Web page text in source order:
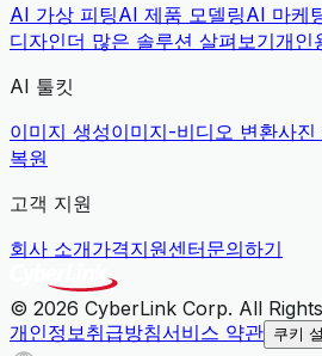
AI 가상 피팅AI 제품 모델링AI 마케
디자인더 많은 솔루션 살펴보기개인
AI 툴킷
이미지 생성이미지-비디오 변환사진
복원
고객 지원
회사 소개가격지원센터문의하기
© 2026 CyberLink Corp. All
개인정보취급방침서비스 약관 쿠키